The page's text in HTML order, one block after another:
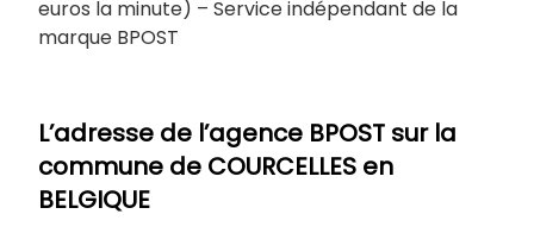
euros la minute) – Service indépendant de la
marque BPOST
L’adresse de l’agence BPOST sur la
commune de COURCELLES en
BELGIQUE